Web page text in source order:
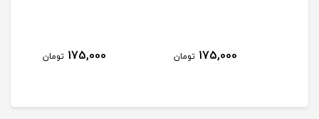
175,000 تومان 175,000 تومان